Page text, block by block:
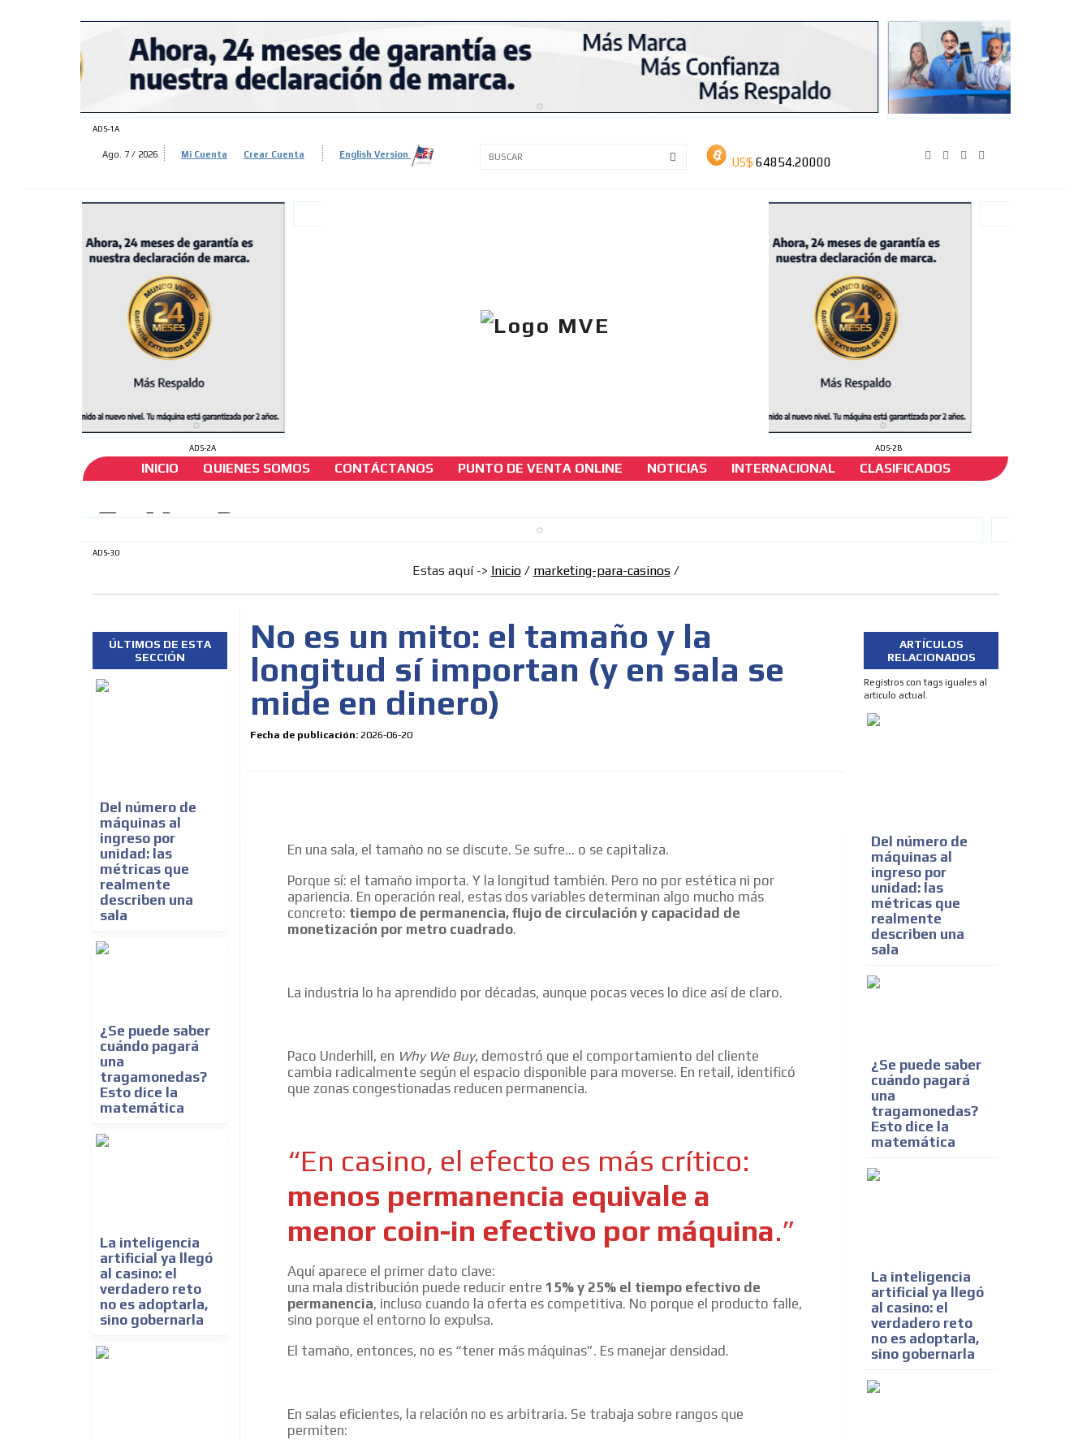
ADS-1A
Ago. 7 / 2026 Mi Cuenta Crear Cuenta English Version
ADS-2A ADS-2B
INICIO QUIENES SOMOS CONTÁCTANOS PUNTO DE VENTA ONLINE NOTICIAS INTERNACIONAL CLASIFICADOS
No es un mito: el tamaño y la longitud sí
importan (y en sala se mide en dinero)
[ Cerrar X ]
ADS-30
Estas aquí -> Inicio/ marketing-para-casinos/
ÚLTIMOS DE ESTA
SECCIÓN
Del número de
máquinas al
ingreso por
unidad: las
métricas que
realmente
describen una
sala
¿Se puede saber
cuándo pagará
una
tragamonedas?
Esto dice la
matemática
La inteligencia
artificial ya llegó
al casino: el
verdadero reto
no es adoptarla,
sino gobernarla
No es un mito: el tamaño y la
longitud sí importan (y en sala se
mide en dinero)
Fecha de publicación: 2026-06-20
En una sala, el tamaño no se discute. Se sufre… o se capitaliza.
Porque sí: el tamaño importa. Y la longitud también. Pero no por estética ni por
apariencia. En operación real, estas dos variables determinan algo mucho más
concreto: tiempo de permanencia, flujo de circulación y capacidad de
monetización por metro cuadrado.
La industria lo ha aprendido por décadas, aunque pocas veces lo dice así de claro.
Paco Underhill, en Why We Buy, demostró que el comportamiento del cliente
cambia radicalmente según el espacio disponible para moverse. En retail, identificó
que zonas congestionadas reducen permanencia.
“En casino, el efecto es más crítico:
menos permanencia equivale a
menor coin-in efectivo por máquina.”
Aquí aparece el primer dato clave:
una mala distribución puede reducir entre 15% y 25% el tiempo efectivo de
permanencia, incluso cuando la oferta es competitiva. No porque el producto falle,
sino porque el entorno lo expulsa.
El tamaño, entonces, no es “tener más máquinas”. Es manejar densidad.
En salas eficientes, la relación no es arbitraria. Se trabaja sobre rangos que
permiten:
ARTÍCULOS
RELACIONADOS
Registros con tags iguales al
articulo actual.
Del número de
máquinas al
ingreso por
unidad: las
métricas que
realmente
describen una
sala
¿Se puede saber
cuándo pagará
una
tragamonedas?
Esto dice la
matemática
La inteligencia
artificial ya llegó
al casino: el
verdadero reto
no es adoptarla,
sino gobernarla
ADS-3A